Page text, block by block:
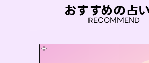
おすすめの占
RECOMMEND